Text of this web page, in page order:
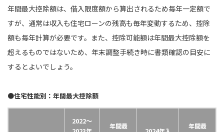
年間最大控除額は、借入限度額から算出されるため毎年一定額で
すが、通常は収入も住宅ローンの残高も毎年変動するため、控除
額も毎年計算が必要です。また、控除可能額は年間最大控除額を
超えるものではないため、年末調整手続き時に書類確認の目安に
するとよいでしょう。
●住宅性能別：年間最大控除額
2022〜
年間最
年間最